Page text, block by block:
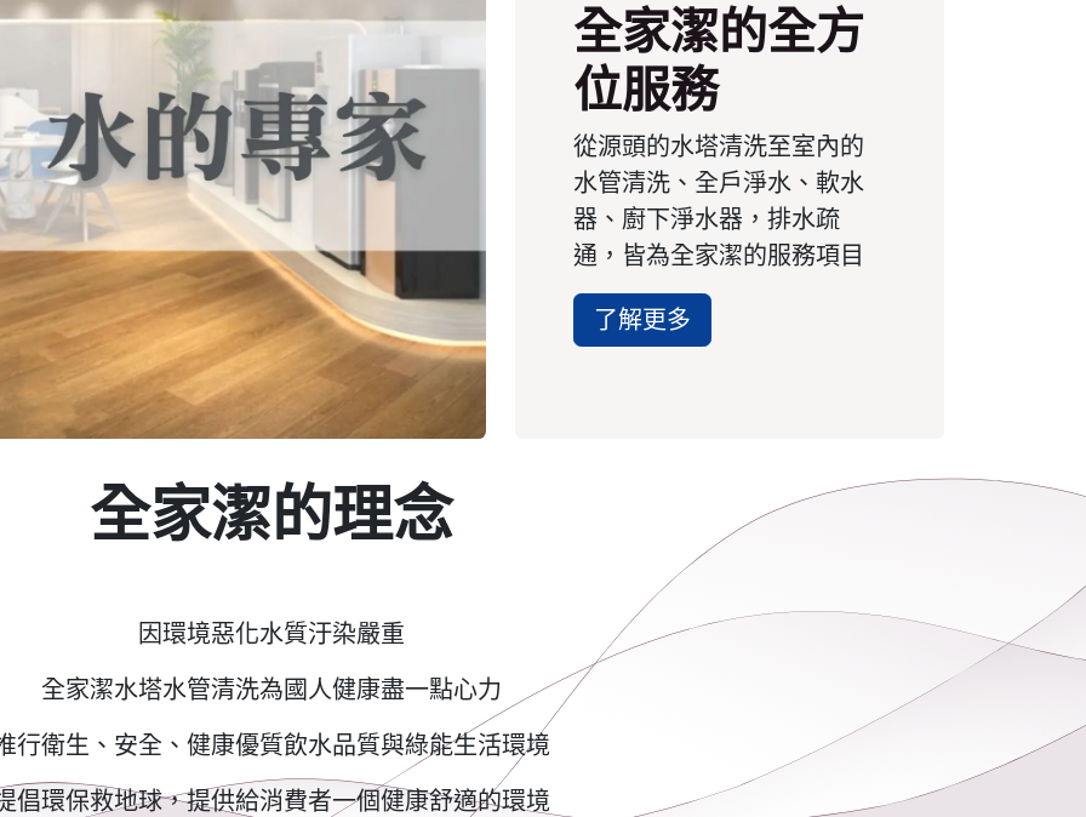
全家潔的全方
位服務
從源頭的水塔清洗至室內的
水管清洗、全戶淨水、軟水
器、廚下淨水器，排水疏
通，皆為全家潔的服務項目
了解更多
全家潔的理念
因環境惡化水質汙染嚴重
全家潔水塔水管清洗為國人健康盡一點心力
行衛生、安全、健康優質飲水品質與綠能生活環境
倡環保救地球，提供給消費者一個健康舒適的環境